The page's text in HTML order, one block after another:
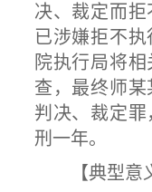
决、裁定而
已涉嫌拒不
院执行局将
查，最终师
判决、裁定
刑一年。
【典型意义